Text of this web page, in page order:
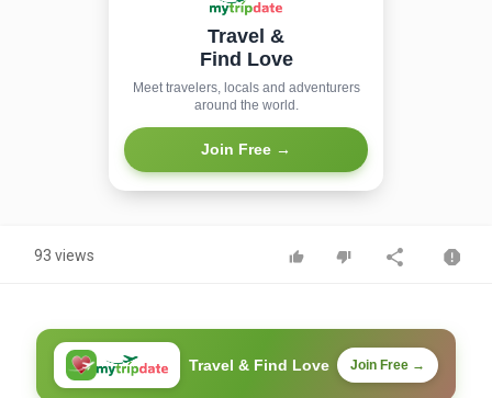
Travel &
Find Love
Meet travelers, locals and adventurers
around the world.
Join Free →
93 views
Travel & Find Love Join Free →